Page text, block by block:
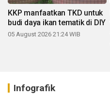
KKP manfaatkan TKD untuk
budi daya ikan tematik di DIY
05 August 2026 21:24 WIB
Infografik